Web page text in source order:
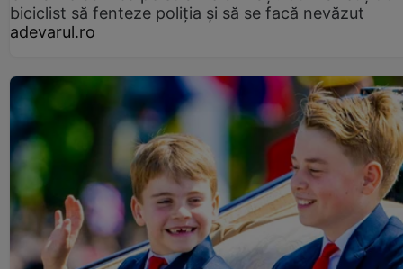
biciclist să fenteze poliția și să se facă nevăzut
adevarul.ro